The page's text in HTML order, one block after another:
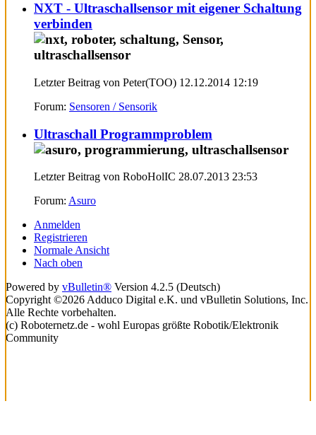
NXT - Ultraschallsensor mit eigener Schaltung
verbinden
Letzter Beitrag von Peter(TOO) 12.12.2014 12:19
Forum: Sensoren / Sensorik
Ultraschall Programmproblem
Letzter Beitrag von RoboHolIC 28.07.2013 23:53
Forum: Asuro
Anmelden
Registrieren
Normale Ansicht
Nach oben
Powered by vBulletin® Version 4.2.5 (Deutsch)
Copyright ©2026 Adduco Digital e.K. und vBulletin Solutions, Inc.
Alle Rechte vorbehalten.
(c) Roboternetz.de - wohl Europas größte Robotik/Elektronik
Community